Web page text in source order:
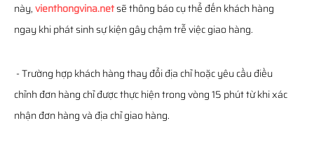
này,vienthongvina.netsẽ thông báo cụ thể đến khách hàng
ngay khi phát sinh sự kiện gây chậm trễ việc giao hàng.
- Trường hợp khách hàng thay đổi địa chỉ hoặc yêu cầu điều
chỉnh đơn hàng chỉ được thực hiện trong vòng 15 phút từ khi xác
nhận đơn hàng và địa chỉ giao hàng.